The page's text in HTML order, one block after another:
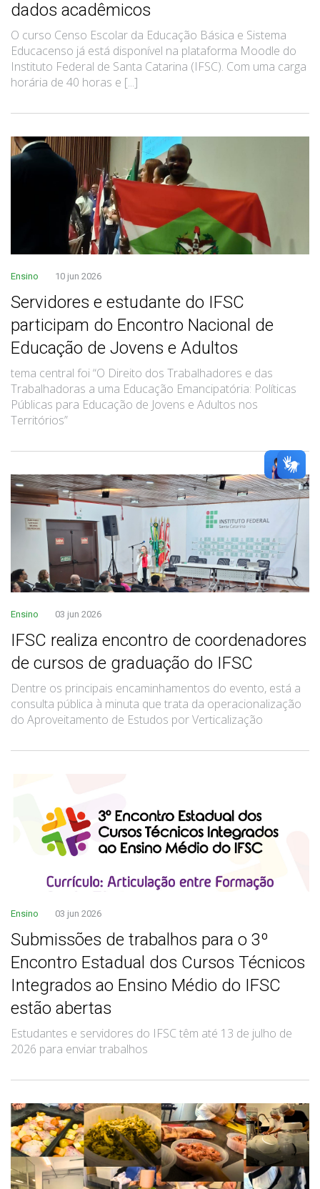
dados acadêmicos
O curso Censo Escolar da Educação Básica e Sistema
Educacenso já está disponível na plataforma Moodle do
Instituto Federal de Santa Catarina (IFSC). Com uma carga
horária de 40 horas e [...]
Ensino 10 jun 2026
Servidores e estudante do IFSC
participam do Encontro Nacional de
Educação de Jovens e Adultos
tema central foi “O Direito dos Trabalhadores e das
Trabalhadoras a uma Educação Emancipatória: Políticas
Públicas para Educação de Jovens e Adultos nos
Territórios”
Ensino 03 jun 2026
IFSC realiza encontro de coordenadores
de cursos de graduação do IFSC
Dentre os principais encaminhamentos do evento, está a
consulta pública à minuta que trata da operacionalização
do Aproveitamento de Estudos por Verticalização
Ensino 03 jun 2026
Submissões de trabalhos para o 3º
Encontro Estadual dos Cursos Técnicos
Integrados ao Ensino Médio do IFSC
estão abertas
Estudantes e servidores do IFSC têm até 13 de julho de
2026 para enviar trabalhos